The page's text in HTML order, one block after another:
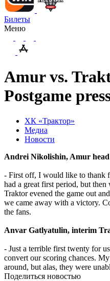
Билеты
Меню
Amur vs.
Postgame
ХК «Трактор»
Медиа
Новости
Andrei Nikolishin, Amur head
- First off, I would like to thank
had a great first period, but
Traktor evened the game out
we came away with a victory.
the fans.
Anvar Gatlyatulin, interim
- Just a terrible first twenty for
convert our scoring chances.
around, but alas, they were
Поделиться новостью